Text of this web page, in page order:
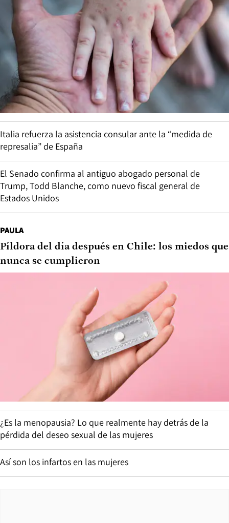
Italia refuerza la asistencia consular ante la “medida de
represalia” de España
El Senado confirma al antiguo abogado personal de
Trump, Todd Blanche, como nuevo fiscal general de
Estados Unidos
PAULA
Píldora del día después en Chile: los miedos que
nunca se cumplieron
¿Es la menopausia? Lo que realmente hay detrás de la
pérdida del deseo sexual de las mujeres
Así son los infartos en las mujeres